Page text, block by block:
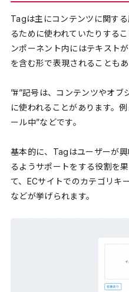
Tagは主にコンテンツに関す
るために使われていたりする
ンポーネント内にはテキスト
を含む形で表現されることもあ
”#”記号は、コンテンツやオブ
に使われることがあります。
ール中”などです。
基本的に、Tagはユーザーが
るようサポートをする役割を
て、ECサイトでのカテゴリキ
などが挙げられます。